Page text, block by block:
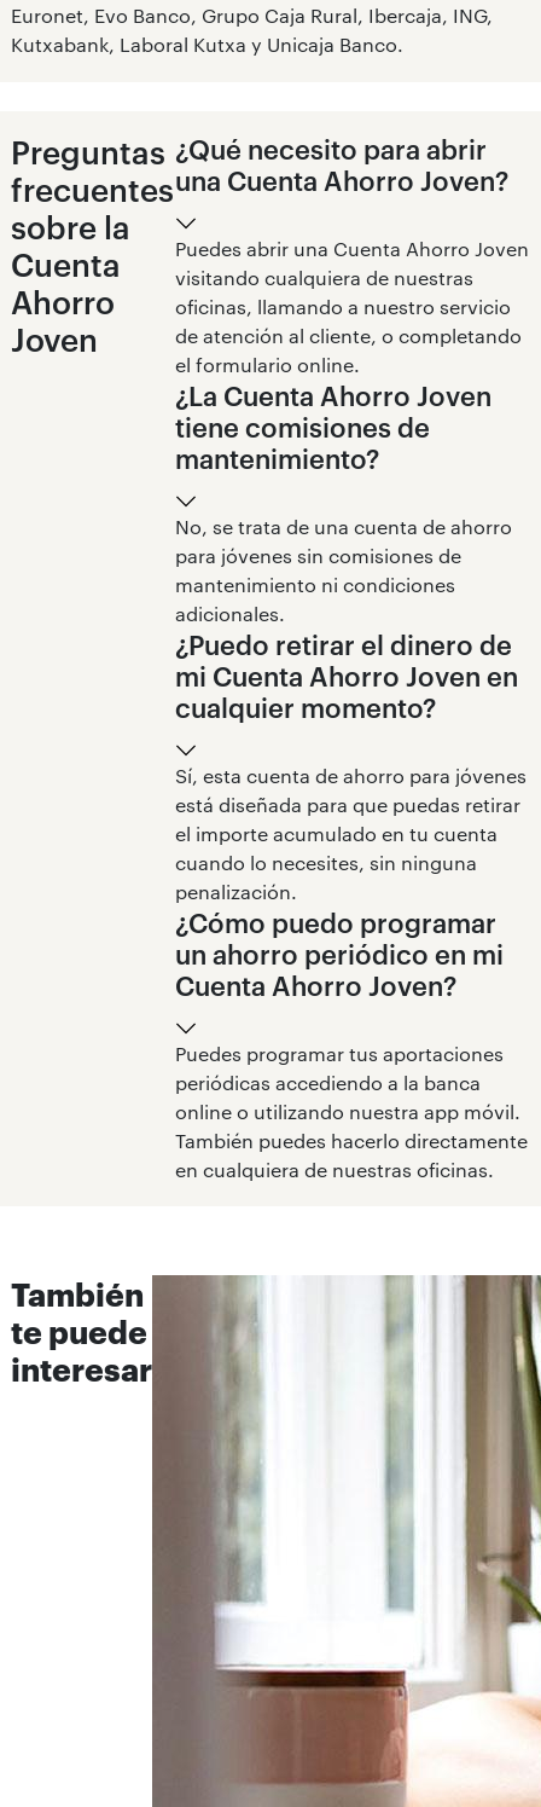
Euronet, Evo Banco, Grupo Caja Rural, Ibercaja, ING,
Kutxabank, Laboral Kutxa y Unicaja Banco.
Preguntas
frecuentes
sobre la
Cuenta
Ahorro
Joven
¿Qué necesito para abrir
una Cuenta Ahorro Joven?
Puedes abrir una Cuenta Ahorro Joven
visitando cualquiera de nuestras
oficinas, llamando a nuestro servicio
de atención al cliente, o completando
el formulario online.
¿La Cuenta Ahorro Joven
tiene comisiones de
mantenimiento?
No, se trata de una cuenta de ahorro
para jóvenes sin comisiones de
mantenimiento ni condiciones
adicionales.
¿Puedo retirar el dinero de
mi Cuenta Ahorro Joven en
cualquier momento?
Sí, esta cuenta de ahorro para jóvenes
está diseñada para que puedas retirar
el importe acumulado en tu cuenta
cuando lo necesites, sin ninguna
penalización.
¿Cómo puedo programar
un ahorro periódico en mi
Cuenta Ahorro Joven?
Puedes programar tus aportaciones
periódicas accediendo a la banca
online o utilizando nuestra app móvil.
También puedes hacerlo directamente
en cualquiera de nuestras oficinas.
También
te puede
interesar